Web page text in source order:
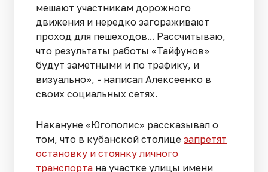
мешают участникам дорожного
движения и нередко загораживают
проход для пешеходов... Рассчитываю,
что результаты работы «Тайфунов»
будут заметными и по трафику, и
визуально», - написал Алексеенко в
своих социальных сетях.
Накануне «Югополис» рассказывал о
том, что в кубанской столице запретят
остановку и стоянку личного
транспорта на участке улицы имени